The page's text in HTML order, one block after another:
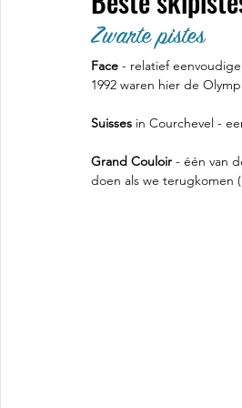
Zwarte pistes
Face - relatief
1992 waren hier de
Suisses in Courchevel -
Grand Couloir - één van
doen als we terugkomen